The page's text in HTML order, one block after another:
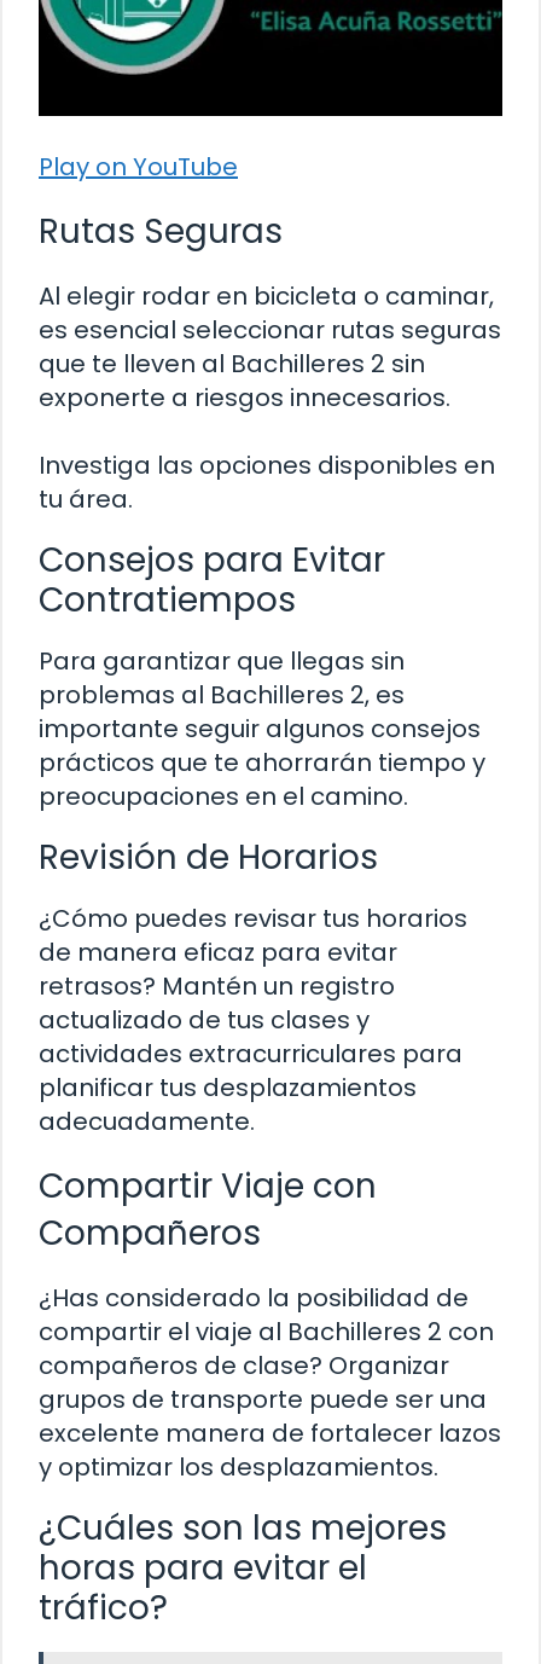
Play on YouTube
Rutas Seguras
Al elegir rodar en bicicleta o caminar,
es esencial seleccionar rutas seguras
que te lleven al Bachilleres 2 sin
exponerte a riesgos innecesarios.
Investiga las opciones disponibles en
tu área.
Consejos para Evitar
Contratiempos
Para garantizar que llegas sin
problemas al Bachilleres 2, es
importante seguir algunos consejos
prácticos que te ahorrarán tiempo y
preocupaciones en el camino.
Revisión de Horarios
¿Cómo puedes revisar tus horarios
de manera eficaz para evitar
retrasos? Mantén un registro
actualizado de tus clases y
actividades extracurriculares para
planificar tus desplazamientos
adecuadamente.
Compartir Viaje con
Compañeros
¿Has considerado la posibilidad de
compartir el viaje al Bachilleres 2 con
compañeros de clase? Organizar
grupos de transporte puede ser una
excelente manera de fortalecer lazos
y optimizar los desplazamientos.
¿Cuáles son las mejores
horas para evitar el
tráfico?